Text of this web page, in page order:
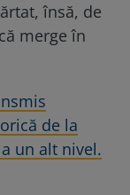
însă, de
merge în
de la
un alt nivel.